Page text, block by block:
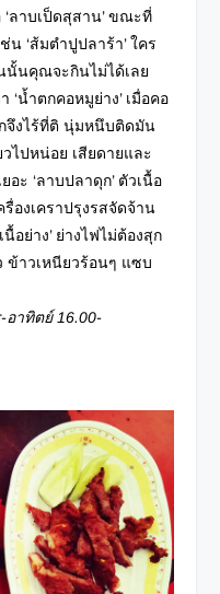
‘ลาบเป็ดสุสาน’ ขณะที่
‘ส้มตำปูปลาร้า’ ใคร
นั้นคุณจะกินไม่ได้เลย
‘น้ำตกคอหมูย่าง’ เมื่อคอ
จึงไร้ที่ติ นุ่มหนึบติดมัน
วไปหน่อย เสียดายและ
ะ ‘ลาบปลาดุก’ ตัวเนื้อ
องเคราปรุงรสจัดจ้าน
อย่าง’ ย่างไฟไม่ต้องสุก
ข้าวเหนียวร้อนๆ แซบ
าทิตย์ 16.00-